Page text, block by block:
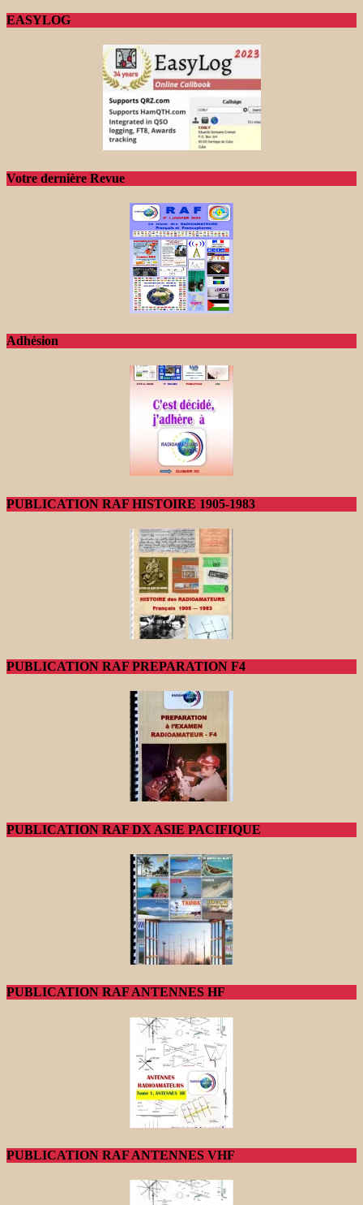
EASYLOG
Votre dernière Revue
Adhésion
PUBLICATION RAF HISTOIRE 1905-1983
PUBLICATION RAF PREPARATION F4
PUBLICATION RAF DX ASIE PACIFIQUE
PUBLICATION RAF ANTENNES HF
PUBLICATION RAF ANTENNES VHF